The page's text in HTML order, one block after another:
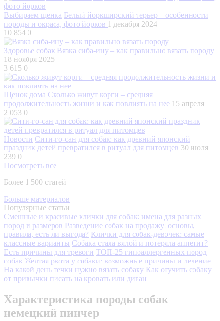
Выбираем щенка Белый йоркширский терьер – особенности
породы и окраса, фото йорков 1 декабря 2024
10 854 0
Здоровье собак Вязка сиба-ину – как правильно вязать породу
18 ноября 2025
3 615 0
Щенок дома Сколько живут корги – средняя
продолжительность жизни и как повлиять на нее 15 апреля
2 053 0
Новости Сити-го-сан для собак: как древний японский
праздник детей превратился в ритуал для питомцев 30 июля
239 0
Посмотреть все
Более 1 500 статей
Больше материалов
Популярные статьи
Смешные и красивые клички для собак: имена для разных
пород и размеров Разведение собак на продажу: основы,
правила, есть ли выгода? Клички для собак-девочек: самые
классные варианты Собака стала вялой и потеряла аппетит?
Есть причины для тревоги ТОП-25 гипоаллергенных пород
собак Желтая рвота у собаки: возможные причины и лечение
На какой день течки нужно вязать собаку Как отучить собаку
от привычки писать на кровать или диван
Характеристика породы собак
немецкий пинчер